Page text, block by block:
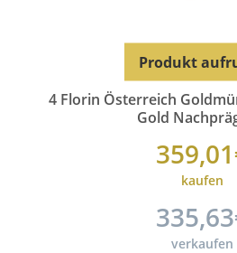
4 Florin Österreich
Gold
kaufen
verkaufen
Produkt